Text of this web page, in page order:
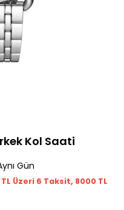
Kol Saati
Gün
TL Üzeri 6 Taksit, 8000 TL